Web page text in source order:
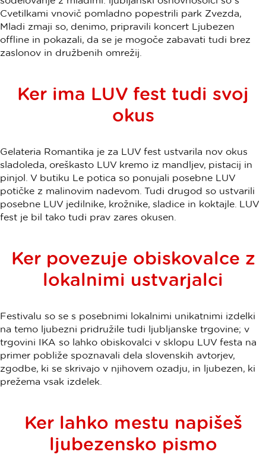
Cvetilkami vnovič pomladno popestrili park Zvezda,
Mladi zmaji so, denimo, pripravili koncert Ljubezen
offline in pokazali, da se je mogoče zabavati tudi brez
zaslonov in družbenih omrežij.
Ker ima LUV fest tudi svoj
okus
Gelateria Romantika je za LUV fest ustvarila nov okus
sladoleda, oreškasto LUV kremo iz mandljev, pistacij in
pinjol. V butiku Le potica so ponujali posebne LUV
potičke z malinovim nadevom. Tudi drugod so ustvarili
posebne LUV jedilnike, krožnike, sladice in koktajle. LUV
fest je bil tako tudi prav zares okusen.
Ker povezuje obiskovalce z
lokalnimi ustvarjalci
Festivalu so se s posebnimi lokalnimi unikatnimi izdelki
na temo ljubezni pridružile tudi ljubljanske trgovine; v
trgovini IKA so lahko obiskovalci v sklopu LUV festa na
primer pobliže spoznavali dela slovenskih avtorjev,
zgodbe, ki se skrivajo v njihovem ozadju, in ljubezen, ki
prežema vsak izdelek.
Ker lahko mestu napišeš
ljubezensko pismo